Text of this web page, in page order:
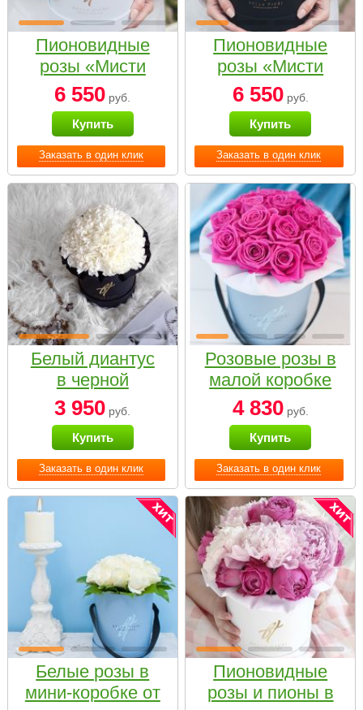
Заказать в один клик
Пионовидные
розы «Мисти
бабблс» в белой
коробке Small
6 550 руб.
Купить
Заказать в один клик
Пионовидные
розы «Мисти
бабблс» в
черной коробке
Small
6 550руб.
Купить
Заказать в один клик
Белый диантус
в черной
коробке Small
3 950 руб.
Купить
Заказать в один клик
Розовые розы в
малой коробке
4 830руб.
Купить
Белые розы в
мини-коробке от
Пионовидные
розы и пионы в